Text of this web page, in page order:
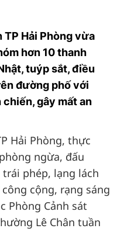
TP Hải Phòng vừa
hơn 10 thanh
tuýp sắt, điều
đường phố với
gây mất an
Hải Phòng, thực
ngừa, đấu
phép, lạng lách
cộng, rạng sáng
Phòng Cảnh sát
Lê Chân tuần